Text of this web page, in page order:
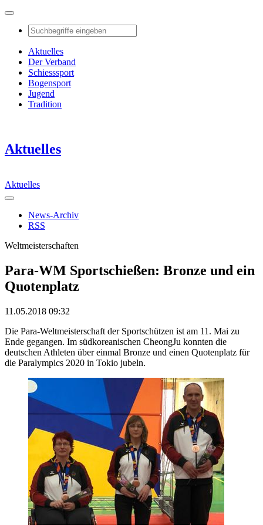
Aktuelles
Der Verband
Schiesssport
Bogensport
Jugend
Tradition
Aktuelles
Aktuelles
News-Archiv
RSS
Weltmeisterschaften
Para-WM Sportschießen: Bronze und ein
Quotenplatz
11.05.2018 09:32
Die Para-Weltmeisterschaft der Sportschützen ist am 11. Mai zu
Ende gegangen. Im südkoreanischen CheongJu konnten die
deutschen Athleten über einmal Bronze und einen Quotenplatz für
die Paralympics 2020 in Tokio jubeln.